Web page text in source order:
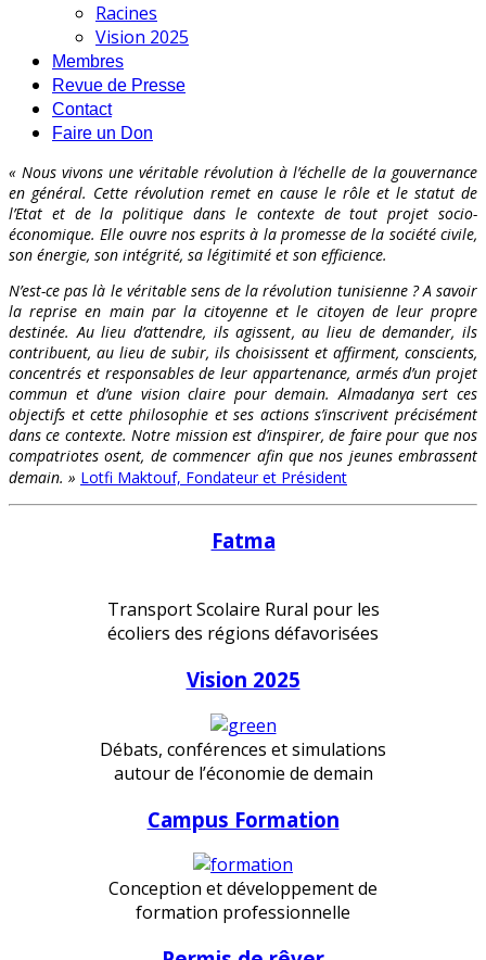
Racines
Vision 2025
Membres
Revue de Presse
Contact
Faire un Don
« Nous vivons une véritable révolution à l’échelle de la gouvernance
en général. Cette révolution remet en cause le rôle et le statut de
l’Etat et de la politique dans le contexte de tout projet socio-
économique. Elle ouvre nos esprits à la promesse de la société civile,
son énergie, son intégrité, sa légitimité et son efficience.
N’est-ce pas là le véritable sens de la révolution tunisienne ? A savoir
la reprise en main par la citoyenne et le citoyen de leur propre
destinée. Au lieu d’attendre, ils agissent, au lieu de demander, ils
contribuent, au lieu de subir, ils choisissent et affirment, conscients,
concentrés et responsables de leur appartenance, armés d’un projet
commun et d’une vision claire pour demain. Almadanya sert ces
objectifs et cette philosophie et ses actions s’inscrivent précisément
dans ce contexte. Notre mission est d’inspirer, de faire pour que nos
compatriotes osent, de commencer afin que nos jeunes embrassent
demain. » Lotfi Maktouf, Fondateur et Président
Fatma
Transport Scolaire Rural pour les
écoliers des régions défavorisées
Vision 2025
Débats, conférences et simulations
autour de l’économie de demain
Campus Formation
Conception et développement de
formation professionnelle